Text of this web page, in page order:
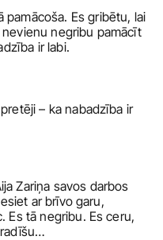
pamācoša. Es gribētu, lai
negribu pamācīt
ir labi.
– ka nabadzība ir
Zariņa savos darbos
ar brīvo garu,
Es tā negribu. Es ceru,